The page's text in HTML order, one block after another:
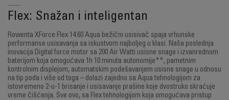
Flex: Snažan i inteligentan
Rowenta XForce Flex 14.60 Aqua bežični usisivač spaja vrhunske
performanse usisavanja sa iskustvom najboljeg u klasi. Naša poslednja
inovacija Digital force motor sa 200 Air Watti usisne snage i izvanrednom
baterijom koja omogućava 1h 10 minuta autonomije**, pametnim
kontrolnim displejom, automatskim podešavanjem usisne snage u odnosu
na tip poda i više od toga – dolazi zajedno sa Aqua tehnologijom za
istovremeno 2-u-1 brisanje i usisavanje prašine koje dvostruko skraćuje
vreme čišćenja. Sve ovo, sa Flex tehnologijom koja omogućava pristup